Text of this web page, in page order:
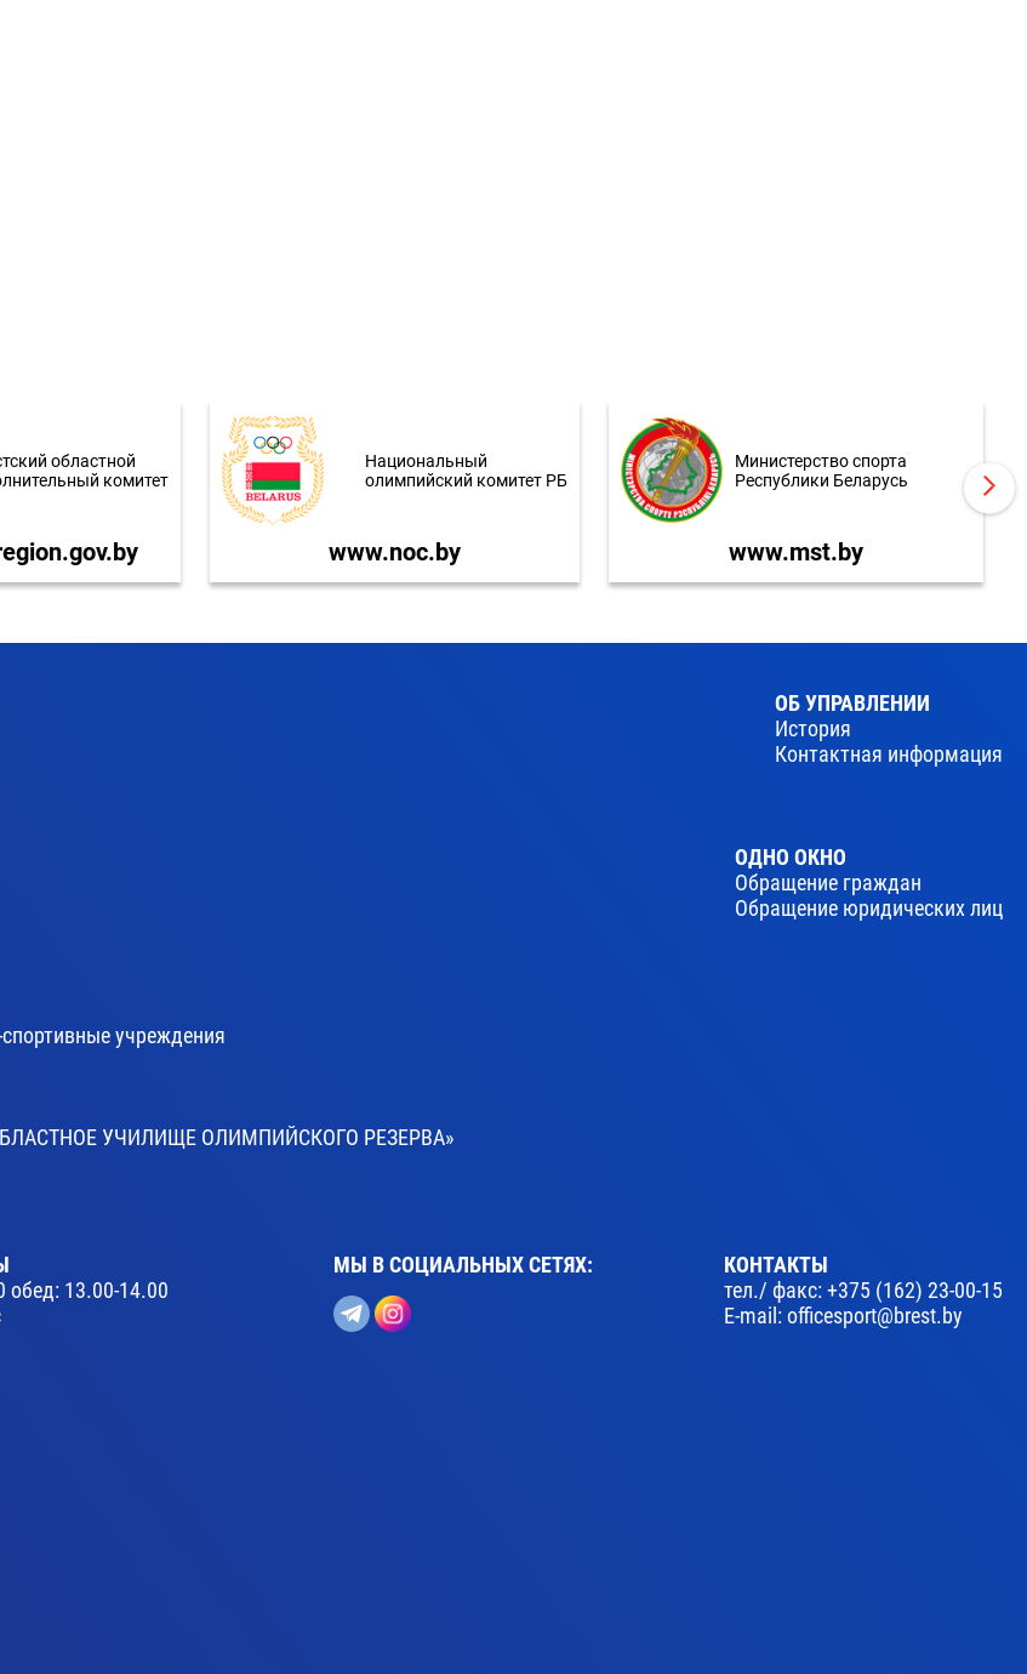
областной
комитет
Национальный
олимпийский комитет РБ
www.noc.by
Министерство спорта
Республики Беларусь
www.mst.by
ОБ УПРАВЛЕНИИ
История
Контактная информация
учреждения
УЧИЛИЩЕ ОЛИМПИЙСКОГО РЕЗЕРВА»
ОДНО ОКНО
Обращение граждан
Обращение юридических лиц
обед: 13.00-14.00
МЫ В СОЦИАЛЬНЫХ СЕТЯХ:
КОНТАКТЫ
тел./ факс:+375 (162) 23-00-15
E-mail:officesport@brest.by